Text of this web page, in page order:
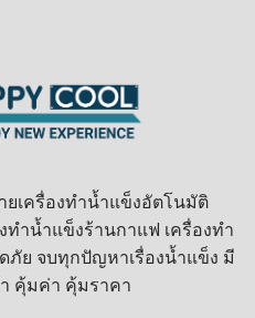
ยเครื่องทำน้ำแข็งอัตโนมัติ
ทําน้ำแข็งร้านกาแฟ เครื่องทำ
ภัย จบทุกปัญหาเรื่องน้ำแข็ง มี
คุ้มค่า คุ้มราคา